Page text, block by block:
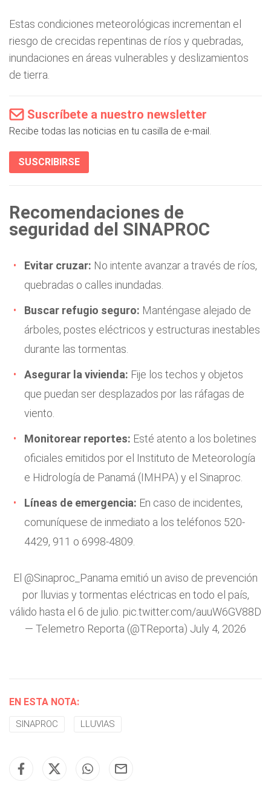
Estas condiciones meteorológicas incrementan el
riesgo de crecidas repentinas de ríos y quebradas,
inundaciones en áreas vulnerables y deslizamientos
de tierra.
Suscríbete a nuestro newsletter
Recibe todas las noticias en tu casilla de e-mail.
SUSCRIBIRSE
Recomendaciones de
seguridad del SINAPROC
Evitar cruzar: No intente avanzar a través de ríos,
quebradas o calles inundadas.
Buscar refugio seguro: Manténgase alejado de
árboles, postes eléctricos y estructuras inestables
durante las tormentas.
Asegurar la vivienda: Fije los techos y objetos
que puedan ser desplazados por las ráfagas de
viento.
Monitorear reportes: Esté atento a los boletines
oficiales emitidos por el Instituto de Meteorología
e Hidrología de Panamá (IMHPA) y el Sinaproc.
Líneas de emergencia: En caso de incidentes,
comuníquese de inmediato a los teléfonos 520-
4429, 911 o 6998-4809.
El @Sinaproc_Panama emitió un aviso de prevención
por lluvias y tormentas eléctricas en todo el país,
válido hasta el 6 de julio. pic.twitter.com/auuW6GV88D
— Telemetro Reporta (@TReporta) July 4, 2026
EN ESTA NOTA:
SINAPROC LLUVIAS